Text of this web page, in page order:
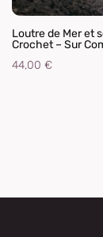
Loutre de Mer et
Crochet – Sur
44,00€